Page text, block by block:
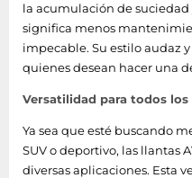
la acumulación de suciedad
significa menos
impecable. Su estilo audaz
quienes desean hacer una
Versatilidad para todos los
Ya sea que esté buscando
SUV o deportivo, las llantas
diversas aplicaciones. Esta